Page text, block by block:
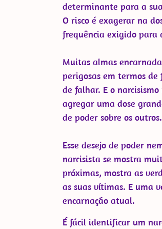
determinante para a
O risco é exagerar na
frequência exigido para
Muitas almas
perigosas em termos
de falhar. E o
agregar uma dose
de poder sobre os outros.
Esse desejo de poder
narcisista se mostra
próximas, mostra as
as suas vítimas. E uma
encarnação atual.
É fácil identificar um